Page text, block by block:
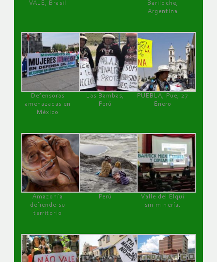
VALE, Brasil
Bariloche,
Argentina
Defensoras
amenazadas en
México
Las Bambas,
Perú
PUEBLA, Pue, 27
Enero
Amazonía
defiende su
territorio
Perú
Valle del Elqui
sin minería.